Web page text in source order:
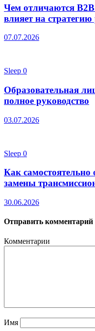
Чем отличаются
влияет на стратегию
07.07.2026
Sleep 0
Образовательная
полное руководство
03.07.2026
Sleep 0
Как самостоятельно
замены
30.06.2026
Отправить комментарий
Комментарии
Имя